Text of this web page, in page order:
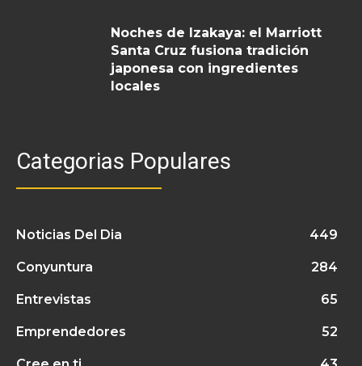
Noches de Izakaya: el Marriott
Santa Cruz fusiona tradición
japonesa con ingredientes
locales
Categorias Populares
Noticias Del Dia 449
Conyuntura 284
Entrevistas 65
Emprendedores 52